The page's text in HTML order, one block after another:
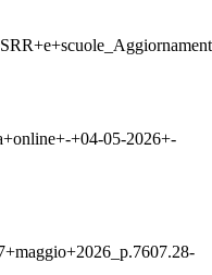
+04-05-2026+-